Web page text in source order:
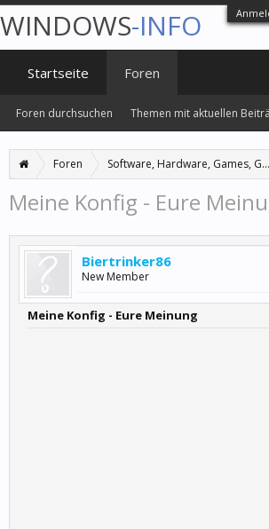
Foren Software, Hardware, Games,
Meine Konfig - Eure
Biertrinker86
New Member
Meine Konfig - Eure Meinung
WINDOWS-INFO
Startseite Foren
Foren durchsuchen Themen mit aktuellen